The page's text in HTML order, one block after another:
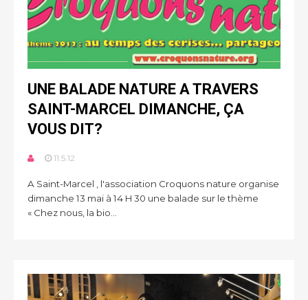
UNE BALADE NATURE A TRAVERS
SAINT-MARCEL DIMANCHE, ÇA
VOUS DIT?
11.5.12
A Saint-Marcel , l'association Croquons nature organise
dimanche 13 mai à 14 H 30 une balade sur le thème
« Chez nous, la bio...